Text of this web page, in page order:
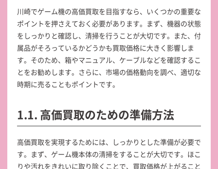
川崎でゲーム機の高価買取を目指すなら、いくつかの重要な
ポイントを押さえておく必要があります。まず、機器の状態
をしっかりと確認し、清掃を行うことが大切です。また、付
属品がそろっているかどうかも買取価格に大きく影響しま
す。そのため、箱やマニュアル、ケーブルなどを確認するこ
とをお勧めします。さらに、市場の価格動向を調べ、適切な
時期に売ることもポイントです。
1.1. 高価買取のための準備方法
高価買取を実現するためには、しっかりとした準備が必要で
す。まず、ゲーム機本体の清掃をすることが大切です。ほこ
りや汚れをきれいに取り除くことで、買取価格が上がること